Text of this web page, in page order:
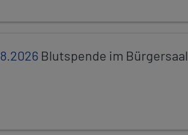
Blutspende im Bürgersaal